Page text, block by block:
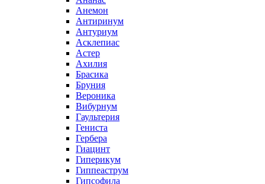
Анемон
Антиринум
Антуриум
Асклепиас
Астер
Ахилия
Брасика
Бруния
Вероника
Вибурнум
Гаультерия
Гениста
Гербера
Гиацинт
Гиперикум
Гиппеаструм
Гипсофила